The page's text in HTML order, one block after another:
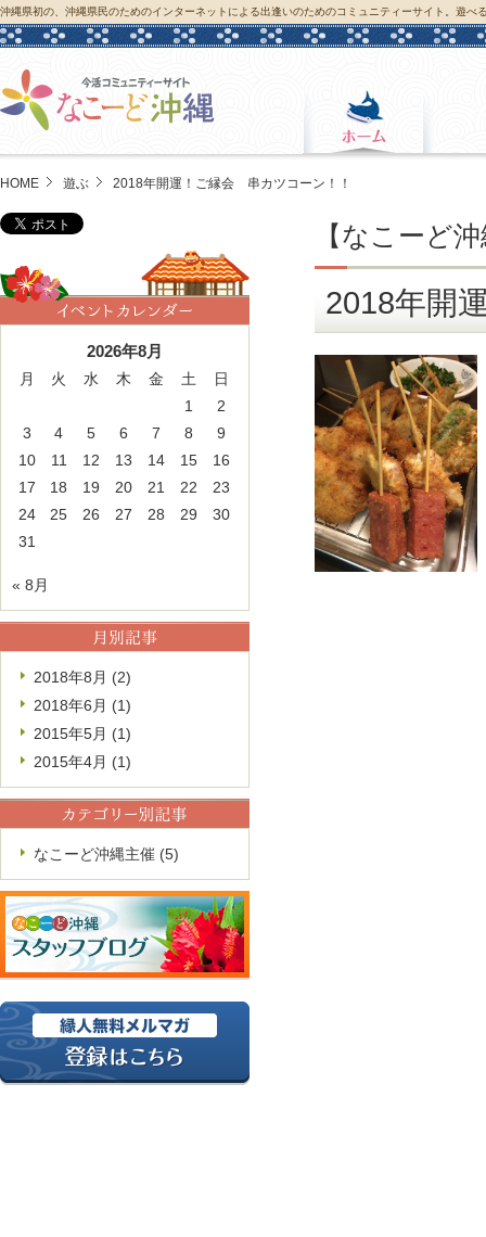
沖縄県初の、沖縄県民のためのインターネットによる出逢いのためのコミュニティーサイト。遊べ
HOME 遊ぶ 2018年開運！ご縁会 串カツコーン！！
【 なこーど
2018年開
2026年8月
月 火 水 木 金 土 日
« 8月
1
2
3
4 5 6 7 8
9
10
11 12 13 14 15
16
17
18 19 20 21 22
23
24
25 26 27 28 29
30
31
2018年8月 (2)
2018年6月 (1)
2015年5月 (1)
2015年4月 (1)
なこーど沖縄主催 (5)